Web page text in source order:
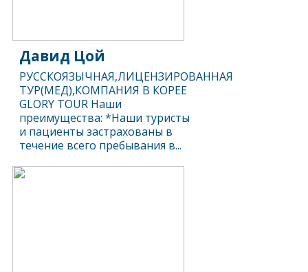
Давид Цой
РУССКОЯЗЫЧНАЯ,ЛИЦЕНЗИРОВАННАЯ
ТУР(МЕД),КОМПАНИЯ В КОРЕЕ
GLORY TOUR Наши
преимущества: *Наши туристы
и пациенты застрахованы в
течение всего пребывания в...